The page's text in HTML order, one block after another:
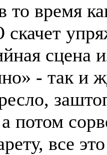
в то время
сцена
- так и
потом
все